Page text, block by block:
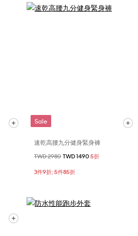
Sale
速乾高腰九分健身緊身褲
價格扣減從
TWD 2980 至
TWD 1490 5折
3件9折; 5件85折